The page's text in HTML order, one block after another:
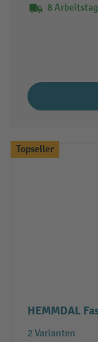
8
Topseller
HEMMDAL
2 Varianten